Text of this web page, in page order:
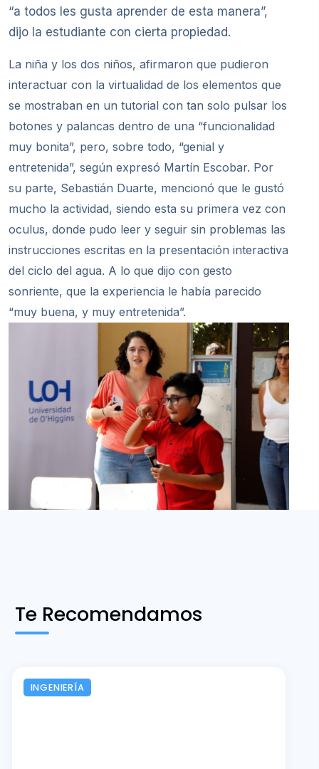
“a todos les gusta aprender de esta manera”,
dijo la estudiante con cierta propiedad.
La niña y los dos niños, afirmaron que pudieron
interactuar con la virtualidad de los elementos que
se mostraban en un tutorial con tan solo pulsar los
botones y palancas dentro de una “funcionalidad
muy bonita”, pero, sobre todo, “genial y
entretenida”, según expresó Martín Escobar. Por
su parte, Sebastián Duarte, mencionó que le gustó
mucho la actividad, siendo esta su primera vez con
oculus, donde pudo leer y seguir sin problemas las
instrucciones escritas en la presentación interactiva
del ciclo del agua. A lo que dijo con gesto
sonriente, que la experiencia le había parecido
“muy buena, y muy entretenida”.
Te Recomendamos
INGENIERÍA